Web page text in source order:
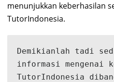
menunjukkan keberhasilan
TutorIndonesia.
Demikianlah tadi
informasi mengenai
TutorIndonesia